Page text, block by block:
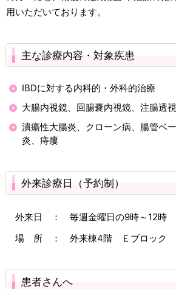
用いただいております。
主な診療内容・対象疾患
IBDに対する内科的・外科的治療
大腸内視鏡、回腸嚢内視鏡、注腸透視
潰瘍性大腸炎、クローン病、腸管ベ
炎、痔瘻
外来診療日（予約制）
外来日 ： 毎週金曜日の9時～12時
場 所 ： 外来棟4階 Ｅブロック
患者さんへ